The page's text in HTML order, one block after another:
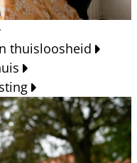
thuisloosheid